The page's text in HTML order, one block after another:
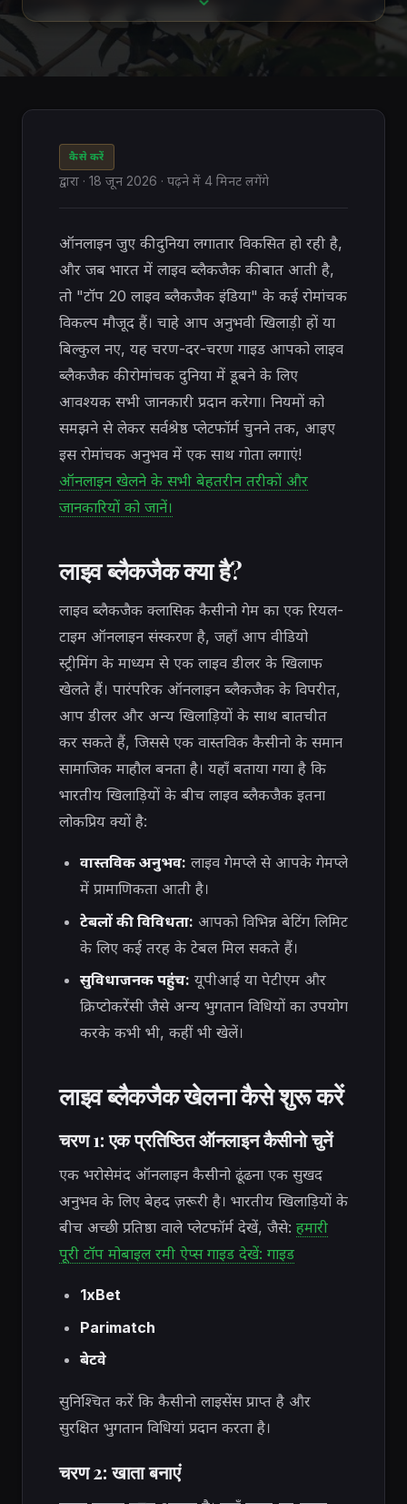
कैसे करें
द्वारा · 18 जून 2026 · पढ़ने में 4 मिनट लगेंगे
ऑनलाइन जुए की दुनिया लगातार विकसित हो रही है,
और जब भारत में लाइव ब्लैकजैक की बात आती है,
तो "टॉप 20 लाइव ब्लैकजैक इंडिया" के कई रोमांचक
विकल्प मौजूद हैं। चाहे आप अनुभवी खिलाड़ी हों या
बिल्कुल नए, यह चरण-दर-चरण गाइड आपको लाइव
ब्लैकजैक की रोमांचक दुनिया में डूबने के लिए
आवश्यक सभी जानकारी प्रदान करेगा। नियमों को
समझने से लेकर सर्वश्रेष्ठ प्लेटफॉर्म चुनने तक, आइए
इस रोमांचक अनुभव में एक साथ गोता लगाएं!
ऑनलाइन खेलने के सभी बेहतरीन तरीकों और
जानकारियों को जानें।
लाइव ब्लैकजैक क्या है?
लाइव ब्लैकजैक क्लासिक कैसीनो गेम का एक रियल-
टाइम ऑनलाइन संस्करण है, जहाँ आप वीडियो
स्ट्रीमिंग के माध्यम से एक लाइव डीलर के खिलाफ
खेलते हैं। पारंपरिक ऑनलाइन ब्लैकजैक के विपरीत,
आप डीलर और अन्य खिलाड़ियों के साथ बातचीत
कर सकते हैं, जिससे एक वास्तविक कैसीनो के समान
सामाजिक माहौल बनता है। यहाँ बताया गया है कि
भारतीय खिलाड़ियों के बीच लाइव ब्लैकजैक इतना
लोकप्रिय क्यों है:
वास्तविक अनुभव: लाइव गेमप्ले से आपके गेमप्ले
में प्रामाणिकता आती है।
टेबलों की विविधता: आपको विभिन्न बेटिंग लिमिट
के लिए कई तरह के टेबल मिल सकते हैं।
सुविधाजनक पहुंच: यूपीआई या पेटीएम और
क्रिप्टोकरेंसी जैसे अन्य भुगतान विधियों का उपयोग
करके कभी भी, कहीं भी खेलें।
लाइव ब्लैकजैक खेलना कैसे शुरू करें
चरण 1: एक प्रतिष्ठित ऑनलाइन कैसीनो चुनें
एक भरोसेमंद ऑनलाइन कैसीनो ढूंढना एक सुखद
अनुभव के लिए बेहद ज़रूरी है। भारतीय खिलाड़ियों के
बीच अच्छी प्रतिष्ठा वाले प्लेटफॉर्म देखें, जैसे: हमारी
पूरी टॉप मोबाइल रमी ऐप्स गाइड देखें: गाइड
1xBet
Parimatch
बेटवे
सुनिश्चित करें कि कैसीनो लाइसेंस प्राप्त है और
सुरक्षित भुगतान विधियां प्रदान करता है।
चरण 2: खाता बनाएं